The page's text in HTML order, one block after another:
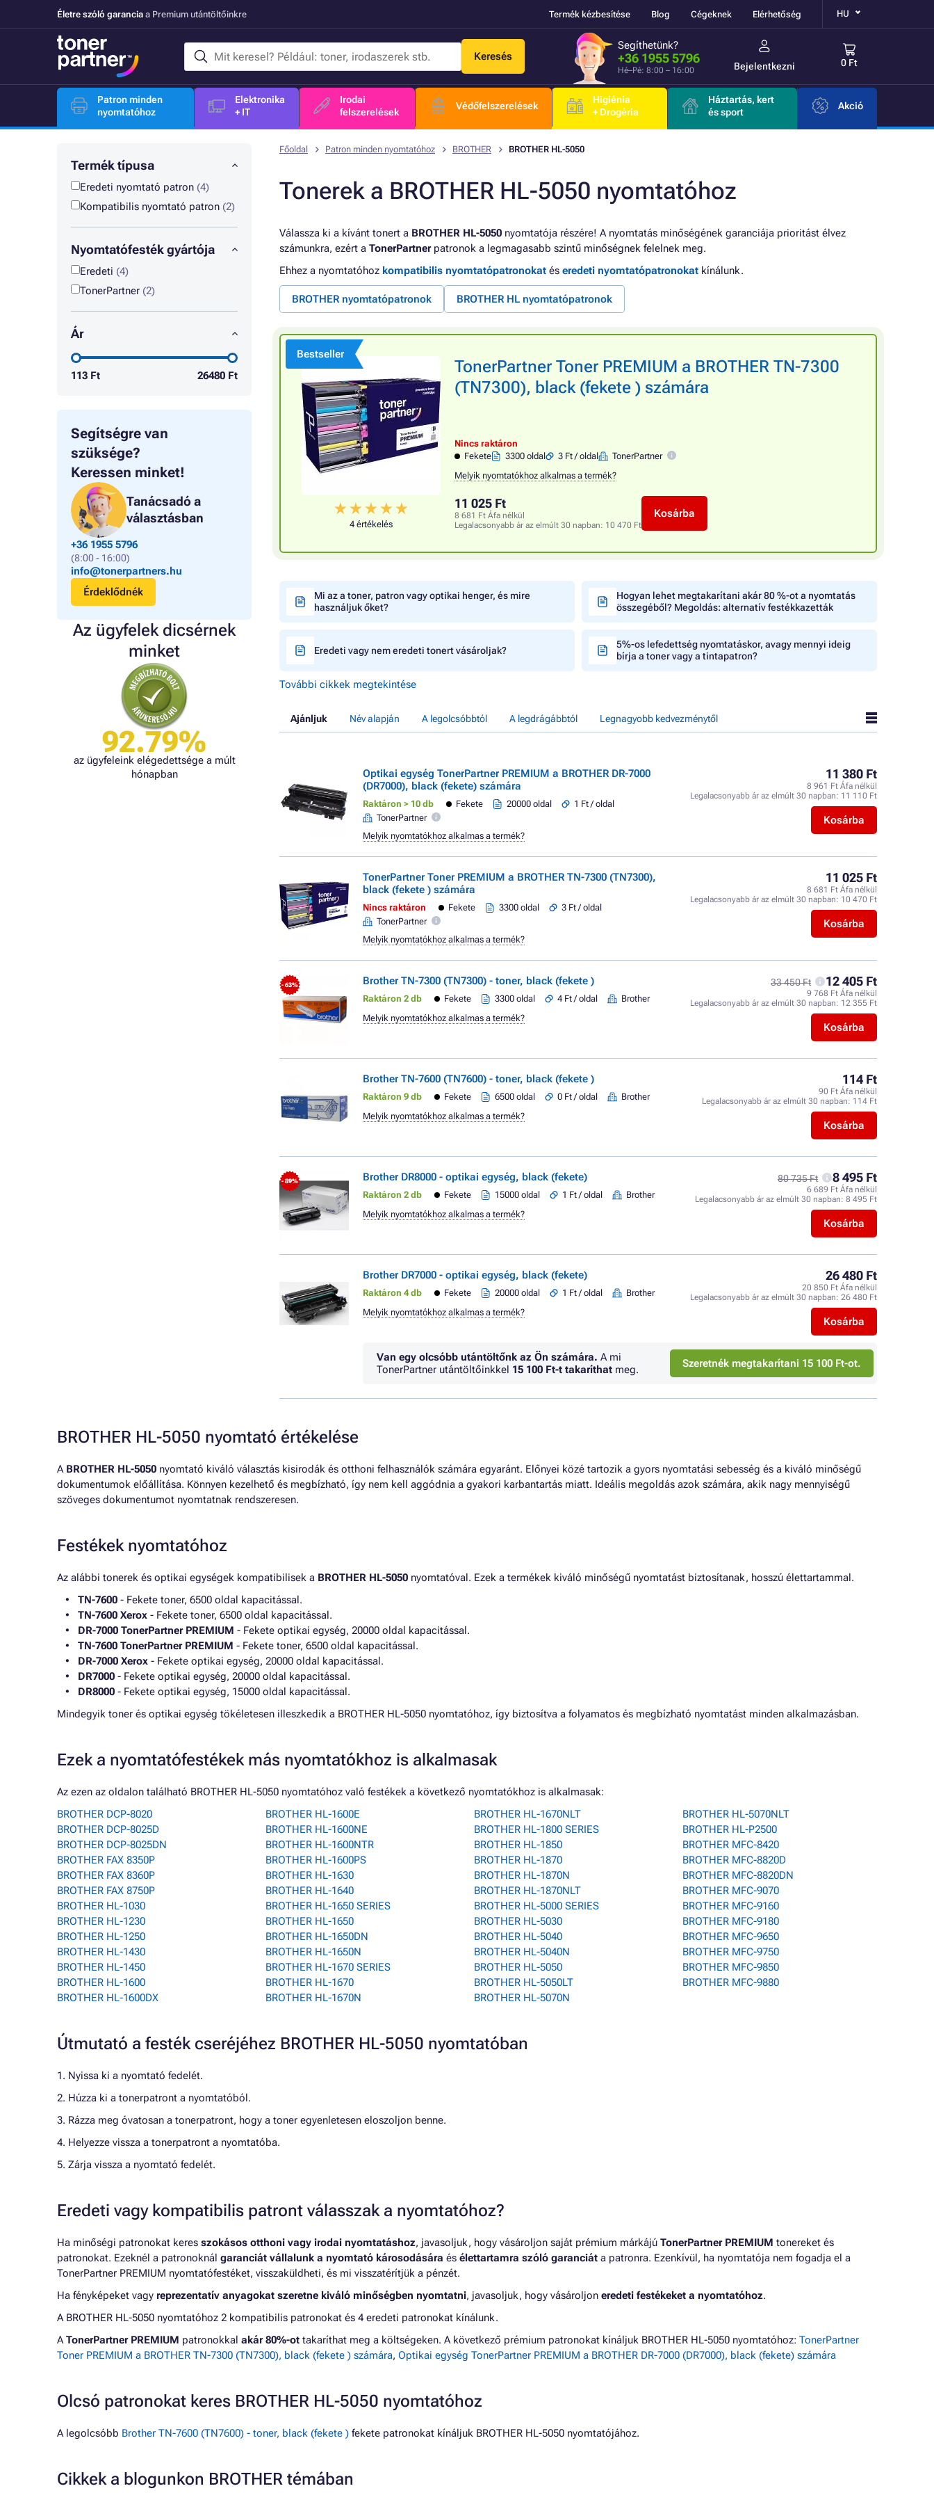
Életre szóló garancia a Premium utántöltőinkre Termék kézbesítése Blog Cégeknek Elérhetőség HU
Keresés
Segíthetünk?
+36 1955 5796
Hé–Pé: 8:00 – 16:00 Bejelentkezni 0 Ft
Patron minden
nyomtatóhoz
Elektronika
+ IT
Irodai
felszerelések
Védőfelszerelések
Higiénia
+ Drogéria
Háztartás, kert
és sport
Akció
Termék típusa
Eredeti nyomtató patron (4)
Kompatibilis nyomtató patron (2)
Nyomtatófesték gyártója
Eredeti (4)
TonerPartner (2)
Ár
113 Ft 26480 Ft
Segítségre van
szüksége?
Keressen minket!
Tanácsadó a
választásban
+36 1955 5796
(8:00 - 16:00)
info@tonerpartners.hu
Érdeklődnék
Az ügyfelek dicsérnek
minket
92.79%
az ügyfeleink elégedettsége a múlt
hónapban
Főoldal Patron minden nyomtatóhoz BROTHER BROTHER HL-5050
Tonerek a BROTHER HL-5050 nyomtatóhoz
Válassza ki a kívánt tonert a BROTHER HL-5050 nyomtatója részére! A nyomtatás minőségének garanciája prioritást élvez
számunkra, ezért a TonerPartnerpatronok a legmagasabb szintű minőségnek felelnek meg.
Ehhez a nyomtatóhoz kompatibilis nyomtatópatronokat és eredeti nyomtatópatronokat kínálunk.
BROTHER nyomtatópatronok BROTHER HL nyomtatópatronok
Bestseller
4 értékelés
TonerPartner Toner PREMIUM a BROTHER TN-7300
(TN7300), black (fekete ) számára
Nincs raktáron
Fekete
3300 oldal 3 Ft / oldal
TonerPartner
Melyik nyomtatókhoz alkalmas a termék?
11 025 Ft
8 681 Ft Áfa nélkül
Legalacsonyabb ár az elmúlt 30 napban: 10 470 Ft
Kosárba
Mi az a toner, patron vagy optikai henger, és mire
használjuk őket?
Hogyan lehet megtakarítani akár 80 %-ot a nyomtatás
összegéből? Megoldás: alternatív festékkazetták
Eredeti vagy nem eredeti tonert vásároljak?
5%-os lefedettség nyomtatáskor, avagy mennyi ideig
bírja a toner vagy a tintapatron?
További cikkek megtekintése
Ajánljuk Név alapján A legolcsóbbtól A legdrágábbtól Legnagyobb kedvezménytől
Optikai egység TonerPartner PREMIUM a BROTHER DR-7000
(DR7000), black (fekete) számára
Raktáron > 10 db Fekete 20000 oldal
1 Ft / oldal
TonerPartner
11 380 Ft
8 961 Ft Áfa nélkül
Legalacsonyabb ár az elmúlt 30 napban: 11 110 Ft
Kosárba
Melyik nyomtatókhoz alkalmas a termék?
TonerPartner Toner PREMIUM a BROTHER TN-7300 (TN7300),
black (fekete ) számára
Nincs raktáron Fekete 3300 oldal
3 Ft / oldal
TonerPartner
11 025 Ft
8 681 Ft Áfa nélkül
Legalacsonyabb ár az elmúlt 30 napban: 10 470 Ft
Kosárba
Melyik nyomtatókhoz alkalmas a termék?
- 63% Brother TN-7300 (TN7300) - toner, black (fekete )
Raktáron 2 db Fekete 3300 oldal 4 Ft / oldal Brother
33 450 Ft 12 405 Ft
9 768 Ft Áfa nélkül
Legalacsonyabb ár az elmúlt 30 napban: 12 355 Ft
Kosárba
Melyik nyomtatókhoz alkalmas a termék?
Brother TN-7600 (TN7600) - toner, black (fekete )
Raktáron 9 db Fekete 6500 oldal 0 Ft / oldal Brother
114 Ft
90 Ft Áfa nélkül
Legalacsonyabb ár az elmúlt 30 napban: 114 Ft
Kosárba
Melyik nyomtatókhoz alkalmas a termék?
- 89% Brother DR8000 - optikai egység, black (fekete)
Raktáron 2 db Fekete 15000 oldal 1 Ft / oldal Brother
80 735 Ft 8 495 Ft
6 689 Ft Áfa nélkül
Legalacsonyabb ár az elmúlt 30 napban: 8 495 Ft
Kosárba
Melyik nyomtatókhoz alkalmas a termék?
Brother DR7000 - optikai egység, black (fekete)
Raktáron 4 db Fekete 20000 oldal 1 Ft / oldal Brother
26 480 Ft
20 850 Ft Áfa nélkül
Legalacsonyabb ár az elmúlt 30 napban: 26 480 Ft
Kosárba
Melyik nyomtatókhoz alkalmas a termék?
Van egy olcsóbb utántöltőnk az Ön számára. A mi
TonerPartner utántöltőinkkel 15 100 Ft-t takaríthat meg. Szeretnék megtakarítani 15 100 Ft-ot.
BROTHER HL-5050 nyomtató értékelése
A BROTHER HL-5050 nyomtató kiváló választás kisirodák és otthoni felhasználók számára egyaránt. Előnyei közé tartozik a gyors nyomtatási sebesség és a kiváló minőségű
dokumentumok előállítása. Könnyen kezelhető és megbízható, így nem kell aggódnia a gyakori karbantartás miatt. Ideális megoldás azok számára, akik nagy mennyiségű
szöveges dokumentumot nyomtatnak rendszeresen.
Festékek nyomtatóhoz
Az alábbi tonerek és optikai egységek kompatibilisek a BROTHER HL-5050 nyomtatóval. Ezek a termékek kiváló minőségű nyomtatást biztosítanak, hosszú élettartammal.
TN-7600 - Fekete toner, 6500 oldal kapacitással.
TN-7600 Xerox - Fekete toner, 6500 oldal kapacitással.
DR-7000 TonerPartner PREMIUM - Fekete optikai egység, 20000 oldal kapacitással.
TN-7600 TonerPartner PREMIUM - Fekete toner, 6500 oldal kapacitással.
DR-7000 Xerox - Fekete optikai egység, 20000 oldal kapacitással.
DR7000 - Fekete optikai egység, 20000 oldal kapacitással.
DR8000 - Fekete optikai egység, 15000 oldal kapacitással.
Mindegyik toner és optikai egység tökéletesen illeszkedik a BROTHER HL-5050 nyomtatóhoz, így biztosítva a folyamatos és megbízható nyomtatást minden alkalmazásban.
Ezek a nyomtatófestékek más nyomtatókhoz is alkalmasak
Az ezen az oldalon található BROTHER HL-5050 nyomtatóhoz való festékek a következő nyomtatókhoz is alkalmasak:
BROTHER DCP-8020
BROTHER DCP-8025D
BROTHER DCP-8025DN
BROTHER FAX 8350P
BROTHER FAX 8360P
BROTHER FAX 8750P
BROTHER HL-1030
BROTHER HL-1230
BROTHER HL-1250
BROTHER HL-1430
BROTHER HL-1450
BROTHER HL-1600
BROTHER HL-1600DX
BROTHER HL-1600E
BROTHER HL-1600NE
BROTHER HL-1600NTR
BROTHER HL-1600PS
BROTHER HL-1630
BROTHER HL-1640
BROTHER HL-1650 SERIES
BROTHER HL-1650
BROTHER HL-1650DN
BROTHER HL-1650N
BROTHER HL-1670 SERIES
BROTHER HL-1670
BROTHER HL-1670N
BROTHER HL-1670NLT
BROTHER HL-1800 SERIES
BROTHER HL-1850
BROTHER HL-1870
BROTHER HL-1870N
BROTHER HL-1870NLT
BROTHER HL-5000 SERIES
BROTHER HL-5030
BROTHER HL-5040
BROTHER HL-5040N
BROTHER HL-5050
BROTHER HL-5050LT
BROTHER HL-5070N
BROTHER HL-5070NLT
BROTHER HL-P2500
BROTHER MFC-8420
BROTHER MFC-8820D
BROTHER MFC-8820DN
BROTHER MFC-9070
BROTHER MFC-9160
BROTHER MFC-9180
BROTHER MFC-9650
BROTHER MFC-9750
BROTHER MFC-9850
BROTHER MFC-9880
Útmutató a festék cseréjéhez BROTHER HL-5050 nyomtatóban
1. Nyissa ki a nyomtató fedelét.
2. Húzza ki a tonerpatront a nyomtatóból.
3. Rázza meg óvatosan a tonerpatront, hogy a toner egyenletesen eloszoljon benne.
4. Helyezze vissza a tonerpatront a nyomtatóba.
5. Zárja vissza a nyomtató fedelét.
Eredeti vagy kompatibilis patront válasszak a nyomtatóhoz?
Ha minőségi patronokat keres szokásos otthoni vagy irodai nyomtatáshoz, javasoljuk, hogy vásároljon saját prémium márkájú TonerPartner PREMIUM tonereket és
patronokat. Ezeknél a patronoknál garanciát vállalunk a nyomtató károsodására és élettartamra szóló garanciát a patronra. Ezenkívül, ha nyomtatója nem fogadja el a
TonerPartner PREMIUM nyomtatófestéket, visszaküldheti, és mi visszatérítjük a pénzét.
Ha fényképeket vagy reprezentatív anyagokat szeretne kiváló minőségben nyomtatni, javasoljuk, hogy vásároljon eredeti festékeket a nyomtatóhoz.
A BROTHER HL-5050 nyomtatóhoz 2 kompatibilis patronokat és 4 eredeti patronokat kínálunk.
ATonerPartner PREMIUM patronokkal akár 80%-ot takaríthat meg a költségeken. A következő prémium patronokat kínáljuk BROTHER HL-5050 nyomtatóhoz: TonerPartner
Toner PREMIUM a BROTHER TN-7300 (TN7300), black (fekete ) számára, Optikai egység TonerPartner PREMIUM a BROTHER DR-7000 (DR7000), black (fekete) számára
Olcsó patronokat keres BROTHER HL-5050 nyomtatóhoz
A legolcsóbb Brother TN-7600 (TN7600) - toner, black (fekete ) fekete patronokat kínáljuk BROTHER HL-5050 nyomtatójához.
Cikkek a blogunkon BROTHER témában